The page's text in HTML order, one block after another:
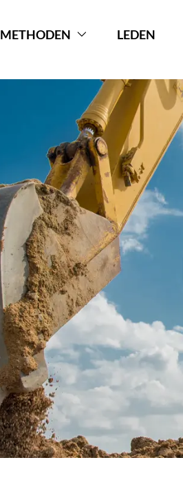
METHODEN LEDEN